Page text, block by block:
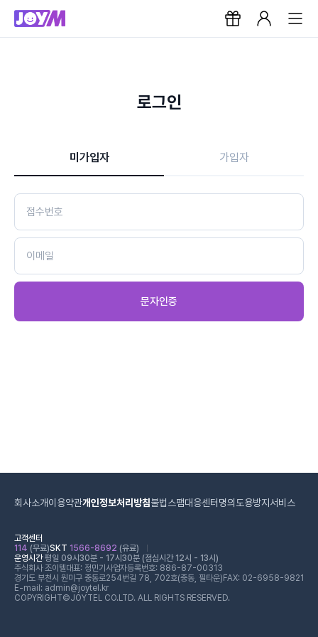
로그인
미가입자 가입자
문자인증
회사소개이용약관개인정보처리방침불법스팸대응센터 명의도용방지서비스
고객센터
114 (무료)SKT 1566-8692 (유료)
운영시간평일 09시30분 - 17시30분 (점심시간 12시 - 13시)
주식회사 조이텔대표: 정민기 사업자등록번호: 886-87-00313
경기도 부천시 원미구 중동로254번길 78, 702호(중동, 필타운) FAX: 02-6958-9821
E-mail: admin@joytel.kr
COPYRIGHT©JOYTEL CO.LTD. ALL RIGHTS RESERVED.